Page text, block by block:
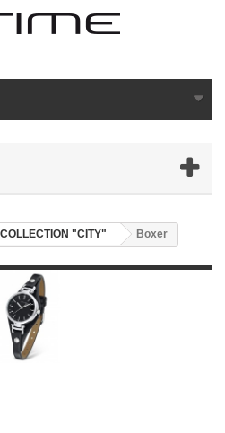
COLLECTION "CITY" Boxer